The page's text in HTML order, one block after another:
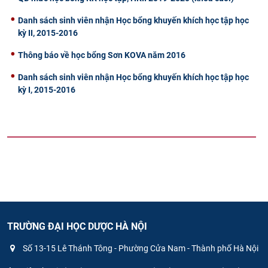
Danh sách sinh viên nhận Học bổng khuyến khích học tập học
kỳ II, 2015-2016
Thông báo về học bổng Sơn KOVA năm 2016
Danh sách sinh viên nhận Học bổng khuyến khích học tập học
kỳ I, 2015-2016
TRƯỜNG ĐẠI HỌC DƯỢC HÀ NỘI
Số 13-15 Lê Thánh Tông - Phường Cửa Nam - Thành phố Hà Nội